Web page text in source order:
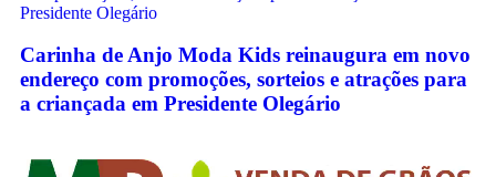
Carinha de Anjo Moda Kids reinaugura em novo
endereço com promoções, sorteios e atrações para
a criançada em Presidente Olegário